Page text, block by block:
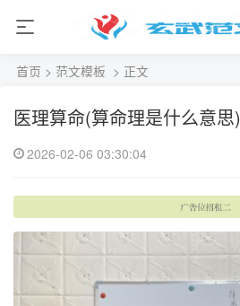
首页 > 范文模板 > 正文
医理算命(算命理是什么意思)
2026-02-06 03:30:04